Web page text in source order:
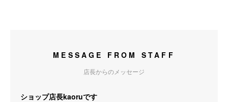
MESSAGE FROM STAFF
店長からのメッセージ
ショップ店長kaoruです